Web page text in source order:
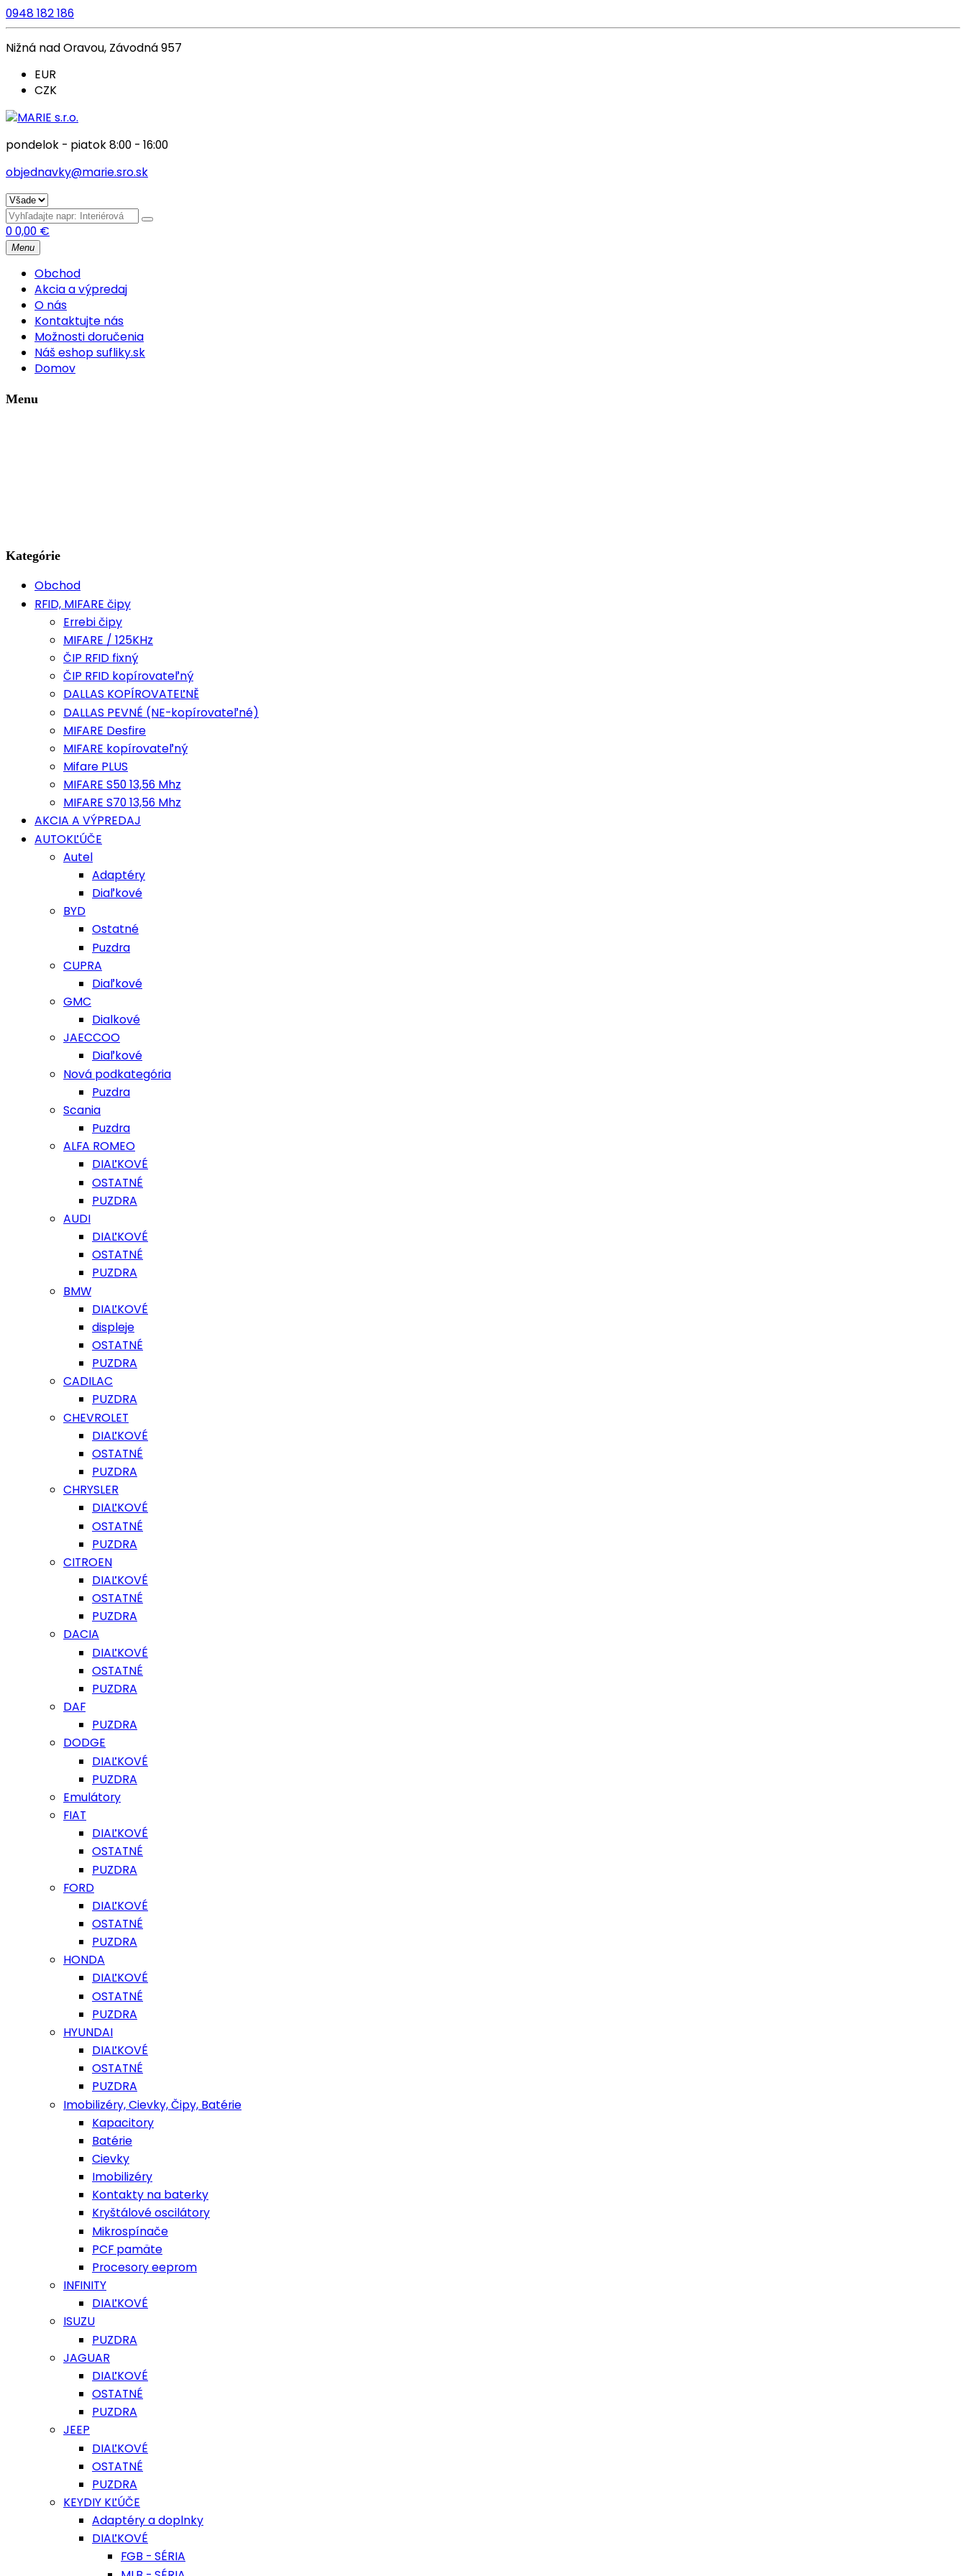
0948 182 186
Nižná nad Oravou, Závodná 957
EUR
CZK
pondelok - piatok 8:00 - 16:00
objednavky@marie.sro.sk
00,00 €
Menu
Obchod
Akcia a výpredaj
O nás
Kontaktujte nás
Možnosti doručenia
Náš eshop sufliky.sk
Domov
Menu
Kategórie
Obchod
RFID, MIFARE čipy
Errebi čipy
MIFARE / 125KHz
ČIP RFID fixný
ČIP RFID kopírovateľný
DALLAS KOPÍROVATEĽNĚ
DALLAS PEVNÉ (NE-kopírovateľné)
MIFARE Desfire
MIFARE kopírovateľný
Mifare PLUS
MIFARE S50 13,56 Mhz
MIFARE S70 13,56 Mhz
AKCIA A VÝPREDAJ
AUTOKĽÚČE
Autel
Adaptéry
Diaľkové
BYD
Ostatné
Puzdra
CUPRA
Diaľkové
GMC
Dialkové
JAECCOO
Diaľkové
Nová podkategória
Puzdra
Scania
Puzdra
ALFA ROMEO
DIAĽKOVÉ
OSTATNÉ
PUZDRA
AUDI
DIAĽKOVÉ
OSTATNÉ
PUZDRA
BMW
DIAĽKOVÉ
displeje
OSTATNÉ
PUZDRA
CADILAC
PUZDRA
CHEVROLET
DIAĽKOVÉ
OSTATNÉ
PUZDRA
CHRYSLER
DIAĽKOVÉ
OSTATNÉ
PUZDRA
CITROEN
DIAĽKOVÉ
OSTATNÉ
PUZDRA
DACIA
DIAĽKOVÉ
OSTATNÉ
PUZDRA
DAF
PUZDRA
DODGE
DIAĽKOVÉ
PUZDRA
Emulátory
FIAT
DIAĽKOVÉ
OSTATNÉ
PUZDRA
FORD
DIAĽKOVÉ
OSTATNÉ
PUZDRA
HONDA
DIAĽKOVÉ
OSTATNÉ
PUZDRA
HYUNDAI
DIAĽKOVÉ
OSTATNÉ
PUZDRA
Imobilizéry, Cievky, Čipy, Batérie
Kapacitory
Batérie
Cievky
Imobilizéry
Kontakty na baterky
Kryštálové oscilátory
Mikrospínače
PCF pamäte
Procesory eeprom
INFINITY
DIAĽKOVÉ
ISUZU
PUZDRA
JAGUAR
DIAĽKOVÉ
OSTATNÉ
PUZDRA
JEEP
DIAĽKOVÉ
OSTATNÉ
PUZDRA
KEYDIY KĽÚČE
Adaptéry a doplnky
DIAĽKOVÉ
FGB - SÉRIA